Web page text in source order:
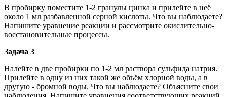
В пробирку поместите 1-2 гранулы цинка и прилейте в неё
около 1 мл разбавленной серной кислоты. Что вы наблюдаете?
Напишите уравнение реакции и рассмотрите окислительно-
восстановительные процессы.
Задача 3
Налейте в две пробирки по 1-2 мл раствора сульфида натрия.
Прилейте в одну из них такой же объём хлорной воды, а в
другую - бромной воды. Что вы наблюдаете? Объясните свои